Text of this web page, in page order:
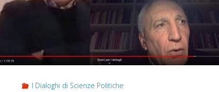
I Dialoghi di Scienze Politiche